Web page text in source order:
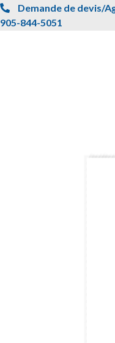
Demande de devis/
905-844-5051